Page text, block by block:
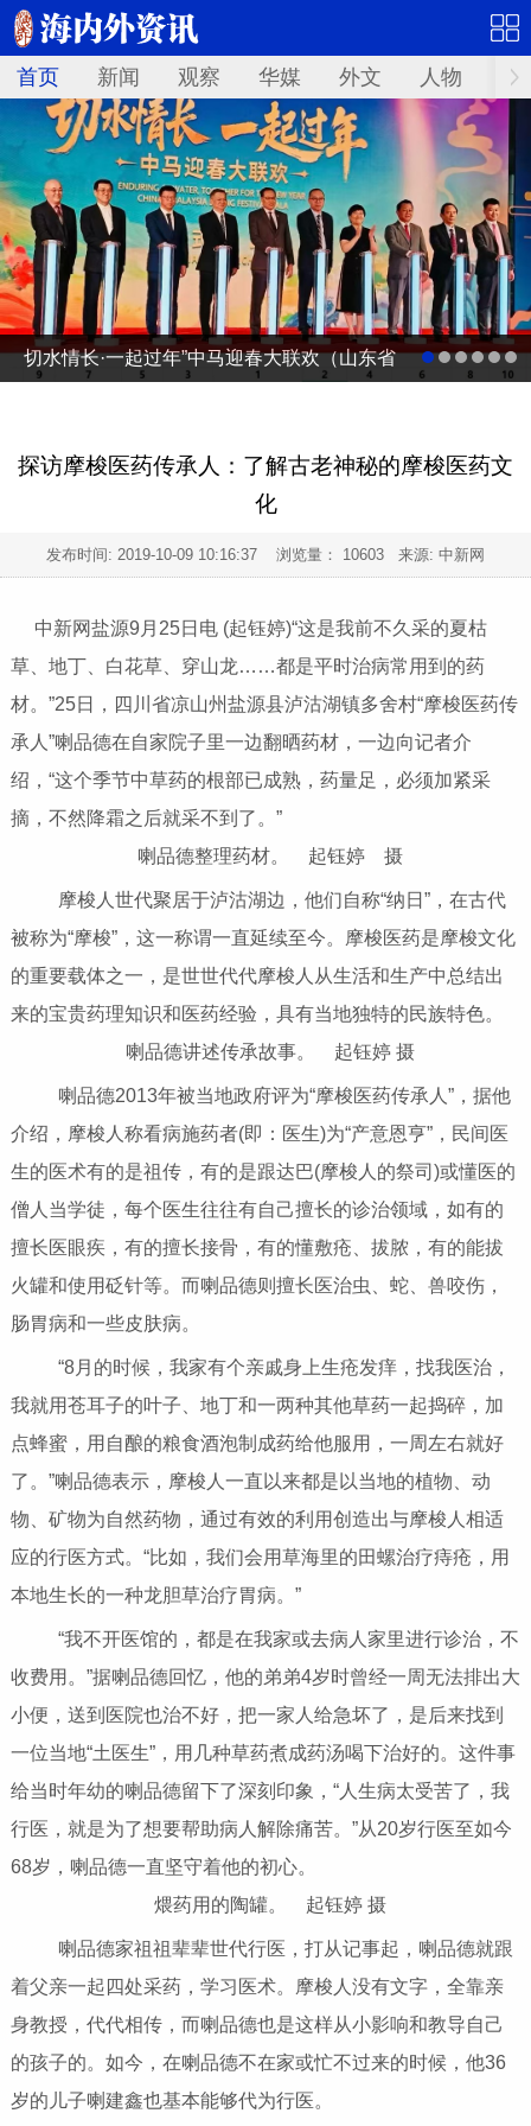
首页 新闻 观察 华媒 外文 人物 华
切水情长·一起过年”中马迎春大联欢（山东省
仪式
探访摩梭医药传承人：了解古老神秘的摩梭医药文
化
发布时间: 2019-10-09 10:16:37 浏览量： 10603 来源: 中新网
中新网盐源9月25日电 (起钰婷)“这是我前不久采的夏枯
草、地丁、白花草、穿山龙……都是平时治病常用到的药
材。”25日，四川省凉山州盐源县泸沽湖镇多舍村“摩梭医药传
承人”喇品德在自家院子里一边翻晒药材，一边向记者介
绍，“这个季节中草药的根部已成熟，药量足，必须加紧采
摘，不然降霜之后就采不到了。”
喇品德整理药材。 起钰婷 摄
摩梭人世代聚居于泸沽湖边，他们自称“纳日”，在古代
被称为“摩梭”，这一称谓一直延续至今。摩梭医药是摩梭文化
的重要载体之一，是世世代代摩梭人从生活和生产中总结出
来的宝贵药理知识和医药经验，具有当地独特的民族特色。
喇品德讲述传承故事。 起钰婷 摄
喇品德2013年被当地政府评为“摩梭医药传承人”，据他
介绍，摩梭人称看病施药者(即：医生)为“产意恩亨”，民间医
生的医术有的是祖传，有的是跟达巴(摩梭人的祭司)或懂医的
僧人当学徒，每个医生往往有自己擅长的诊治领域，如有的
擅长医眼疾，有的擅长接骨，有的懂敷疮、拔脓，有的能拔
火罐和使用砭针等。而喇品德则擅长医治虫、蛇、兽咬伤，
肠胃病和一些皮肤病。
“8月的时候，我家有个亲戚身上生疮发痒，找我医治，
我就用苍耳子的叶子、地丁和一两种其他草药一起捣碎，加
点蜂蜜，用自酿的粮食酒泡制成药给他服用，一周左右就好
了。”喇品德表示，摩梭人一直以来都是以当地的植物、动
物、矿物为自然药物，通过有效的利用创造出与摩梭人相适
应的行医方式。“比如，我们会用草海里的田螺治疗痔疮，用
本地生长的一种龙胆草治疗胃病。”
“我不开医馆的，都是在我家或去病人家里进行诊治，不
收费用。”据喇品德回忆，他的弟弟4岁时曾经一周无法排出大
小便，送到医院也治不好，把一家人给急坏了，是后来找到
一位当地“土医生”，用几种草药煮成药汤喝下治好的。这件事
给当时年幼的喇品德留下了深刻印象，“人生病太受苦了，我
行医，就是为了想要帮助病人解除痛苦。”从20岁行医至如今
68岁，喇品德一直坚守着他的初心。
煨药用的陶罐。 起钰婷 摄
喇品德家祖祖辈辈世代行医，打从记事起，喇品德就跟
着父亲一起四处采药，学习医术。摩梭人没有文字，全靠亲
身教授，代代相传，而喇品德也是这样从小影响和教导自己
的孩子的。如今，在喇品德不在家或忙不过来的时候，他36
岁的儿子喇建鑫也基本能够代为行医。